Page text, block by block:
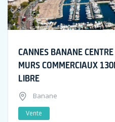
CANNES BANANE
MURS COMMERCIAUX
LIBRE
Banane
Vente